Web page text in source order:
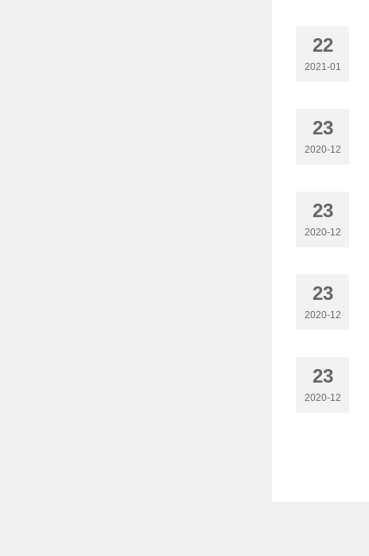
22
2021-01
23
2020-12
23
2020-12
23
2020-12
23
2020-12